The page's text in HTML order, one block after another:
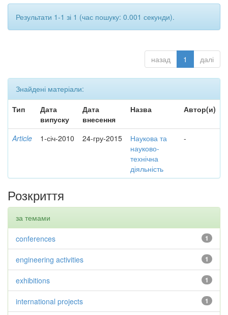
Результати 1-1 зі 1 (час пошуку: 0.001 секунди).
назад 1 далі
Знайдені матеріали:
Тип
Дата
випуску
Дата
внесення
Назва Автор(и)
Article 1-січ-2010 24-гру-2015
Наукова та
науково-
технічна
діяльність
-
Розкриття
за темами
1
conferences
1
engineering activities
1
exhibitions
1
international projects